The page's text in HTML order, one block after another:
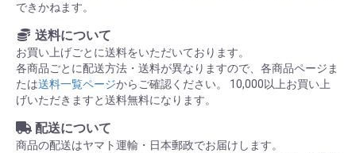
できかねます。
送料について
お買い上げごとに送料をいただいております。
各商品ごとに配送方法・送料が異なりますので、各商品ページま
たは送料一覧ページからご確認ください。 10,000以上お買い上
げいただきますと送料無料になります。
配送について
商品の配送はヤマト運輸・日本郵政でお届けします。